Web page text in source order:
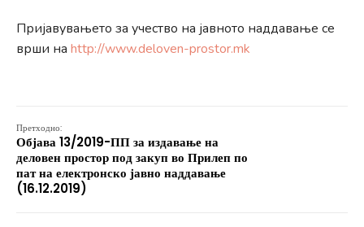
Пријавувањето за учество на јавното наддавање се
врши на http://www.deloven-prostor.mk
Претходно:
Објава 13/2019-ПП за издавање на
деловен простор под закуп во Прилеп по
пат на електронско јавно наддавање
(16.12.2019)